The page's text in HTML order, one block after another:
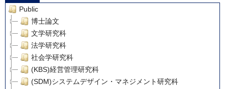
Public
博士論文
文学研究科
法学研究科
社会学研究科
(KBS)経営管理研究科
(SDM)システムデザイン・マネジメント研究科